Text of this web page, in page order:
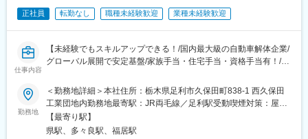
重視し、相談しやすく協力し合える職場環境です。
当社は2023年2月に設立された楽天グループ100％出資の新会社
で、事業運営に必要な企画、立ち上げ、コンサルティング、オペ
ています。
変更の範囲：会社の定める業務
ています。
また世界50カ国に販売ネットワークを持ちグローバル展開でも実
動にも影響を受けづらい環境です。
【福利厚生充実】
ガソリン代の社員価格等生活に直結する福利厚生も整っておりま
す。
■当社について：
正社員 転勤なし 職種未経験歓迎 業種未経験歓迎
仕事内容
【未経験でもスキルアップできる！/国内最大級の自動車解体企業/
グローバル展開で安定基盤/家族手当・住宅手当・資格手当有！/転
■採用背景：
国内最大級の自動車解体企業の当社では、事業強化･高まるニーズ
に応えるために新規スタッフを募集しています
【変更の範囲：無】
勤務地
＜勤務地詳細＞本社住所：栃木県足利市久保田町838-1 西久保田
工業団地内勤務地最寄駅：JR両毛線／足利駅受動喫煙対策：屋内
喫煙可能場所あり変更の範囲：無
【最寄り駅】
県駅、多々良駅、福居駅